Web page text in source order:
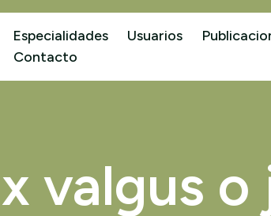
Especialidades Usuarios
Contacto
valgus o